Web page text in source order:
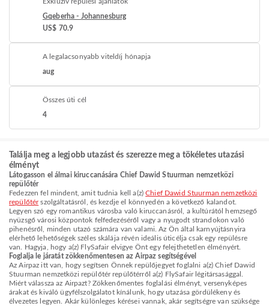
Gqeberha - Johannesburg
US$ 70.9
A legalacsonyabb viteldíj hónapja
aug
Összes úti cél
4
Találja meg a legjobb utazást és szerezze meg a tökéletes utazási
élményt
Látogasson el álmai kiruccanására Chief Dawid Stuurman nemzetközi
repülőtér
Fedezzen fel mindent, amit tudnia kell a(z)Chief Dawid Stuurman nemzetközi
repülőtérszolgáltatásról, és kezdje el könnyedén a következő kalandot.
Legyen szó egy romantikus városba való kiruccanásról, a kultúrától hemzsegő
nyüzsgő városi központok felfedezéséről vagy a nyugodt strandokon való
pihenésről, minden utazó számára van valami. Az Ön által karnyújtásnyira
elérhető lehetőségek széles skálája révén ideális úticélja csak egy repülésre
van. Hagyja, hogy a(z) FlySafair elvigye Önt egy felejthetetlen élményért.
Foglalja le járatát zökkenőmentesen az Airpaz segítségével
Az Airpaz itt van, hogy segítsen Önnek repülőjegyet foglalni a(z) Chief Dawid
Stuurman nemzetközi repülőtér repülőtérről a(z) FlySafair légitársasággal.
Miért válassza az Airpazt? Zökkenőmentes foglalási élményt, versenyképes
árakat és kiváló ügyfélszolgálatot kínálunk, hogy utazása gördülékeny és
élvezetes legyen. Akár különleges kérései vannak, akár segítségre van szüksége